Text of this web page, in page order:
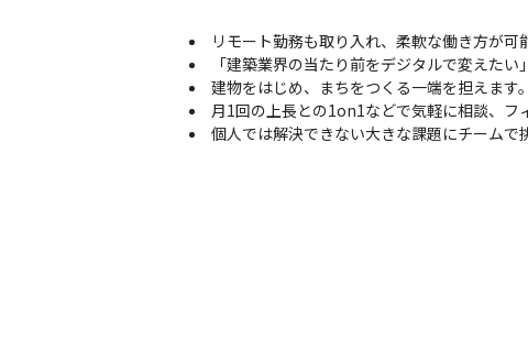
リモート勤務も取り入れ、柔軟な働き方が可
「建築業界の当たり前をデジタルで変えた
建物をはじめ、まちをつくる一端を担えます。
月1回の上長との1on1などで気軽に相談、フ
個人では解決できない大きな課題にチームで